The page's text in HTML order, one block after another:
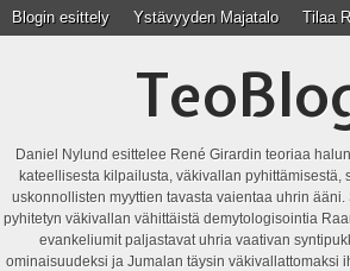
Blogin esittely Ystävyyden Majatalo Tilaa
Daniel Nylund esittelee René Girardin teoriaa
kateellisesta kilpailusta, väkivallan pyhittämisestä,
uskonnollisten myyttien tavasta vaientaa uhrin
pyhitetyn väkivallan vähittäistä demytologisointia
evankeliumit paljastavat uhria vaativan
ominaisuudeksi ja Jumalan täysin väkivallattomaksi